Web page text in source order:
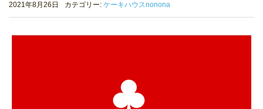
2021年8月26日 カテゴリー: ケーキハウスnonona